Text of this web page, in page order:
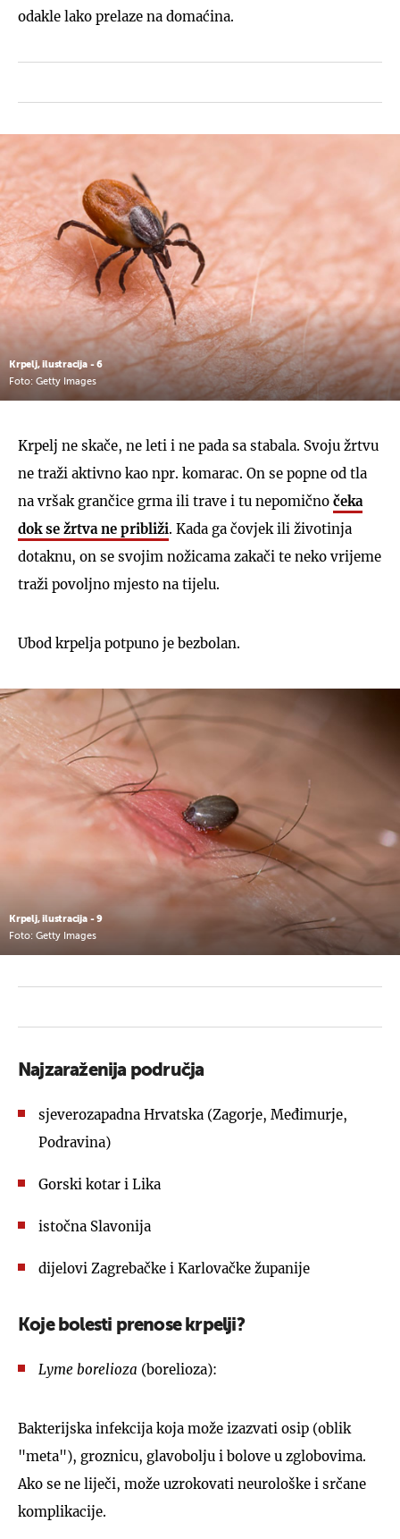
odakle lako prelaze na domaćina.
Krpelj, ilustracija - 6
Foto: Getty Images
Krpelj ne skače, ne leti i ne pada sa stabala. Svoju žrtvu
ne traži aktivno kao npr. komarac. On se popne od tla
na vršak grančice grma ili trave i tu nepomično čeka
dok se žrtva ne približi. Kada ga čovjek ili životinja
dotaknu, on se svojim nožicama zakači te neko vrijeme
traži povoljno mjesto na tijelu.
Ubod krpelja potpuno je bezbolan.
Krpelj, ilustracija - 9
Foto: Getty Images
Najzaraženija područja
sjeverozapadna Hrvatska (Zagorje, Međimurje,
Podravina)
Gorski kotar i Lika
istočna Slavonija
dijelovi Zagrebačke i Karlovačke županije
Koje bolesti prenose krpelji?
Lyme borelioza (borelioza):
Bakterijska infekcija koja može izazvati osip (oblik
"meta"), groznicu, glavobolju i bolove u zglobovima.
Ako se ne liječi, može uzrokovati neurološke i srčane
komplikacije.